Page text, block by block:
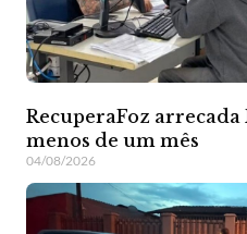
RecuperaFoz arrecada
menos de um mês
04/08/2026